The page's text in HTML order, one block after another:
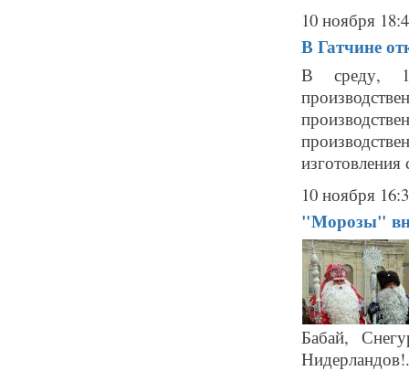
10 ноября
В Гатчине
В среду,
10 ноября
"Морозы"
Бабай,